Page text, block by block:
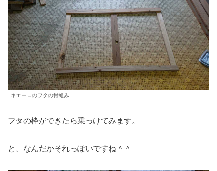
キエーロのフタの骨組み
フタの枠ができたら乗っけてみます。
と、なんだかそれっぽいですね＾＾